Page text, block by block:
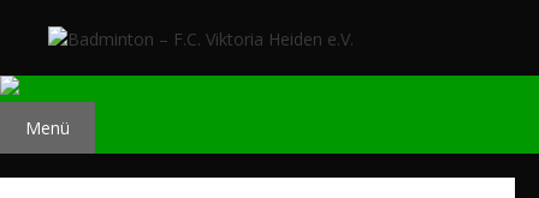
Menü